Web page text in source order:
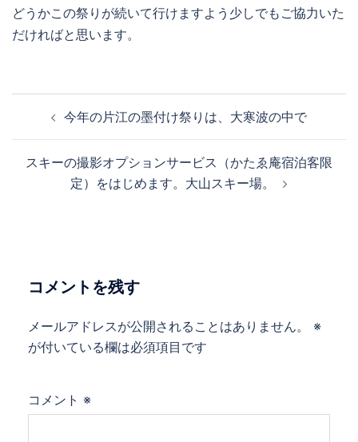
どうかこの祭りが続いて行けますよう少しでもご協力いた
だければと思います。
ビ
ン
今年の片江の墨付け祭りは、大寒波の中で
スキーの撮影オプションサービス（かたゑ庵宿泊客限
定）をはじめます。大山スキー場。
コメントを残す
メールアドレスが公開されることはありません。
※
が付いている欄は必須項目です
コメント ※